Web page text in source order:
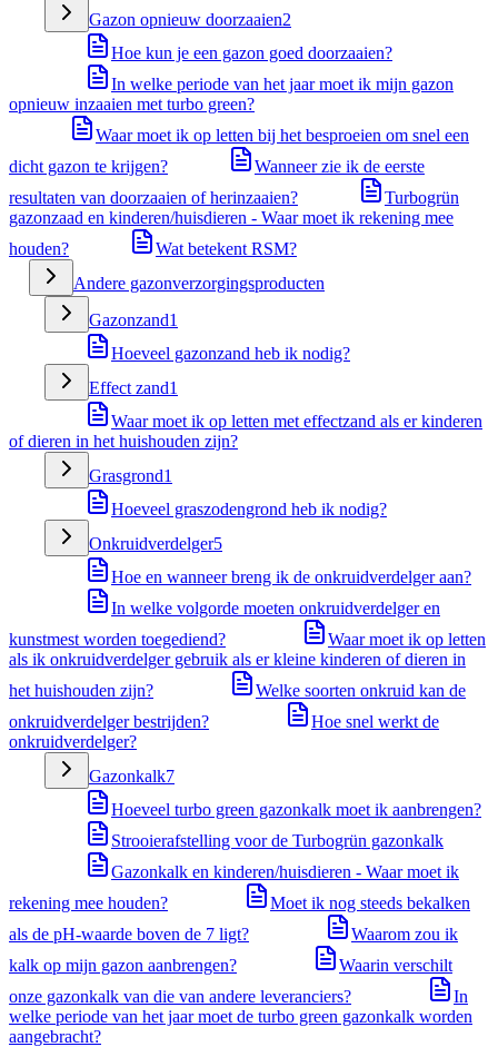
Gazon opnieuw doorzaaien2
Hoe kun je een gazon goed doorzaaien?
In welke periode van het jaar moet ik mijn gazon
opnieuw inzaaien met turbo green?
Waar moet ik op letten bij het besproeien om snel een
dicht gazon te krijgen?
Wanneer zie ik de eerste
resultaten van doorzaaien of herinzaaien?
Turbogrün
gazonzaad en kinderen/huisdieren - Waar moet ik rekening mee
houden?
Wat betekent RSM?
Andere gazonverzorgingsproducten
Gazonzand1
Hoeveel gazonzand heb ik nodig?
Effect zand1
Waar moet ik op letten met effectzand als er kinderen
of dieren in het huishouden zijn?
Grasgrond1
Hoeveel graszodengrond heb ik nodig?
Onkruidverdelger5
Hoe en wanneer breng ik de onkruidverdelger aan?
In welke volgorde moeten onkruidverdelger en
kunstmest worden toegediend?
Waar moet ik op letten
als ik onkruidverdelger gebruik als er kleine kinderen of dieren in
het huishouden zijn?
Welke soorten onkruid kan de
onkruidverdelger bestrijden?
Hoe snel werkt de
onkruidverdelger?
Gazonkalk7
Hoeveel turbo green gazonkalk moet ik aanbrengen?
Strooierafstelling voor de Turbogrün gazonkalk
Gazonkalk en kinderen/huisdieren - Waar moet ik
rekening mee houden?
Moet ik nog steeds bekalken
als de pH-waarde boven de 7 ligt?
Waarom zou ik
kalk op mijn gazon aanbrengen?
Waarin verschilt
onze gazonkalk van die van andere leveranciers?
In
welke periode van het jaar moet de turbo green gazonkalk worden
aangebracht?